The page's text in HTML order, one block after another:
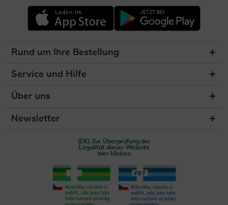
Rund um Ihre Bestellung
Service und Hilfe
Über uns
Newsletter
(DE) Zur Überprüfung der
Legalität dieser Website
hier klicken